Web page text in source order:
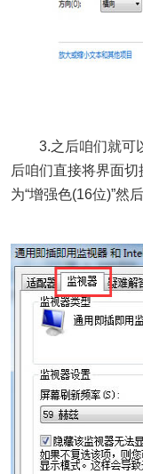
3.之后咱们就可以
后咱们直接将界面
为“增强色(16位)”然